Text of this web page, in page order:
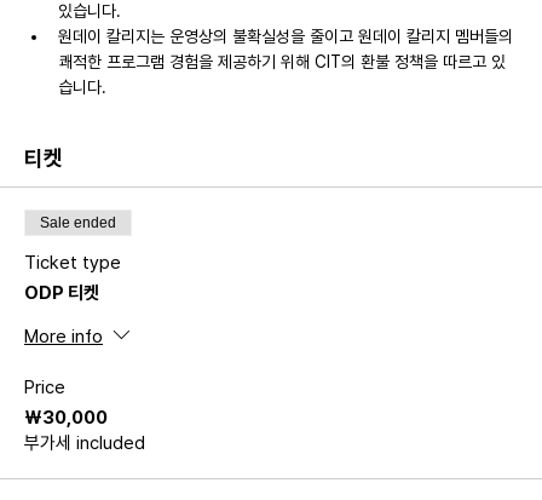
있습니다.
원데이 칼리지는 운영상의 불확실성을 줄이고 원데이 칼리지 멤버들의
쾌적한 프로그램 경험을 제공하기 위해 CIT의 환불 정책을 따르고 있
습니다.
티켓
Sale ended
Ticket type
ODP 티켓
More info
Price
₩30,000
부가세 included